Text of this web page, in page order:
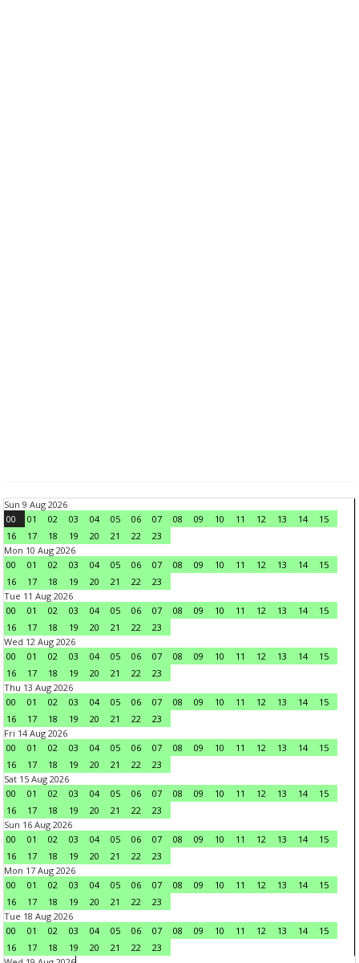
Sun 9 Aug 2026
00
01 02 03 04 05 06 07 08 09 10 11 12 13 14
15
16
17 18 19 20 21 22
23
Mon 10 Aug 2026
00
01 02 03 04 05 06 07 08 09 10 11 12 13 14
15
16
17 18 19 20 21 22
23
Tue 11 Aug 2026
00
01 02 03 04 05 06 07 08 09 10 11 12 13 14
15
16
17 18 19 20 21 22
23
Wed 12 Aug 2026
00
01 02 03 04 05 06 07 08 09 10 11 12 13 14
15
16
17 18 19 20 21 22
23
Thu 13 Aug 2026
00
01 02 03 04 05 06 07 08 09 10 11 12 13 14
15
16
17 18 19 20 21 22
23
Fri 14 Aug 2026
00
01 02 03 04 05 06 07 08 09 10 11 12 13 14
15
16
17 18 19 20 21 22
23
Sat 15 Aug 2026
00
01 02 03 04 05 06 07 08 09 10 11 12 13 14
15
16
17 18 19 20 21 22
23
Sun 16 Aug 2026
00
01 02 03 04 05 06 07 08 09 10 11 12 13 14
15
16
17 18 19 20 21 22
23
Mon 17 Aug 2026
00
01 02 03 04 05 06 07 08 09 10 11 12 13 14
15
16
17 18 19 20 21 22
23
Tue 18 Aug 2026
00
01 02 03 04 05 06 07 08 09 10 11 12 13 14
15
16
17 18 19 20 21 22
23